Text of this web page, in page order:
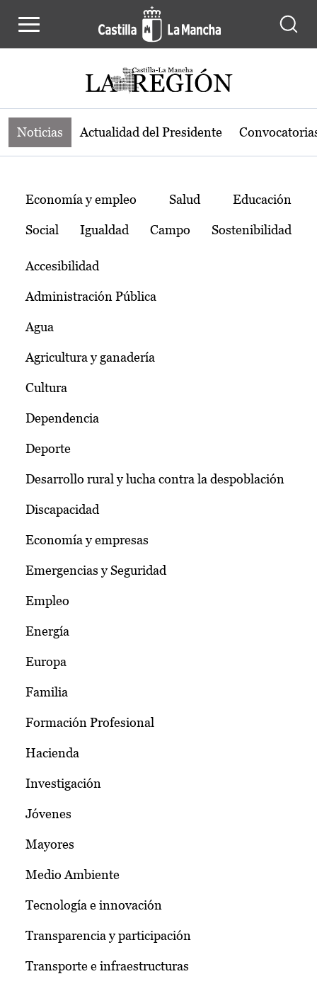
Noticias de la región de Castilla-La
Noticias Actualidad del Presidente
Temas
Economía y empleo Salud Educación
Social Igualdad Campo Sostenibilidad
Accesibilidad
Administración Pública
Agua
Agricultura y ganadería
Cultura
Dependencia
Deporte
Desarrollo rural y lucha contra la despoblación
Discapacidad
Economía y empresas
Emergencias y Seguridad
Empleo
Energía
Europa
Familia
Formación Profesional
Hacienda
Investigación
Jóvenes
Mayores
Medio Ambiente
Tecnología e innovación
Transparencia y participación
Transporte e infraestructuras